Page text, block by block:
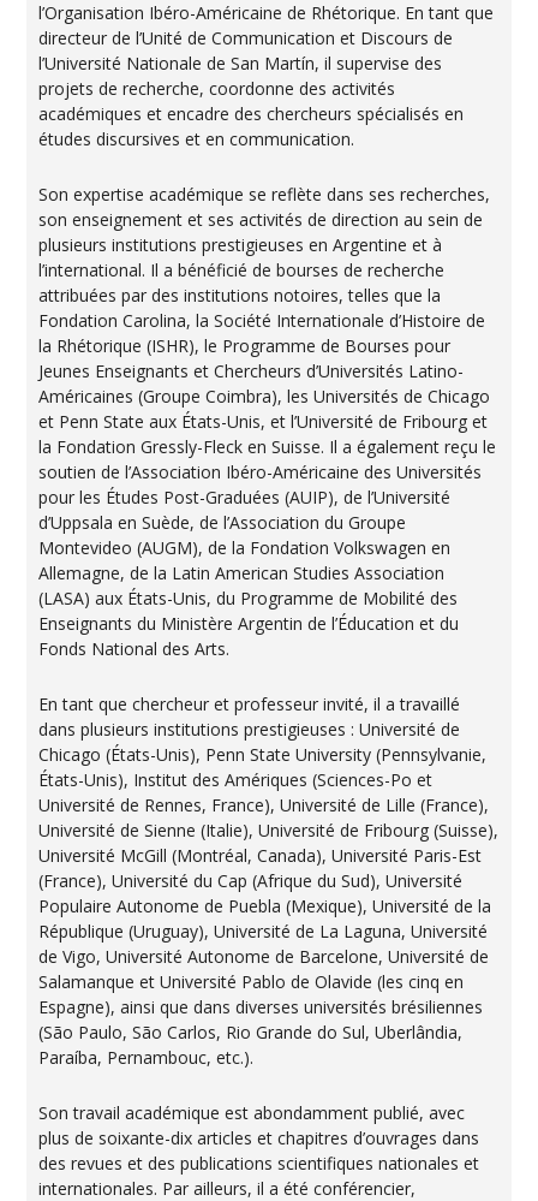
l’Organisation Ibéro-Américaine de Rhétorique. En tant que
directeur de l’Unité de Communication et Discours de
l’Université Nationale de San Martín, il supervise des
projets de recherche, coordonne des activités
académiques et encadre des chercheurs spécialisés en
études discursives et en communication.
Son expertise académique se reflète dans ses recherches,
son enseignement et ses activités de direction au sein de
plusieurs institutions prestigieuses en Argentine et à
l’international. Il a bénéficié de bourses de recherche
attribuées par des institutions notoires, telles que la
Fondation Carolina, la Société Internationale d’Histoire de
la Rhétorique (ISHR), le Programme de Bourses pour
Jeunes Enseignants et Chercheurs d’Universités Latino-
Américaines (Groupe Coimbra), les Universités de Chicago
et Penn State aux États-Unis, et l’Université de Fribourg et
la Fondation Gressly-Fleck en Suisse. Il a également reçu le
soutien de l’Association Ibéro-Américaine des Universités
pour les Études Post-Graduées (AUIP), de l’Université
d’Uppsala en Suède, de l’Association du Groupe
Montevideo (AUGM), de la Fondation Volkswagen en
Allemagne, de la Latin American Studies Association
(LASA) aux États-Unis, du Programme de Mobilité des
Enseignants du Ministère Argentin de l’Éducation et du
Fonds National des Arts.
En tant que chercheur et professeur invité, il a travaillé
dans plusieurs institutions prestigieuses : Université de
Chicago (États-Unis), Penn State University (Pennsylvanie,
États-Unis), Institut des Amériques (Sciences-Po et
Université de Rennes, France), Université de Lille (France),
Université de Sienne (Italie), Université de Fribourg (Suisse),
Université McGill (Montréal, Canada), Université Paris-Est
(France), Université du Cap (Afrique du Sud), Université
Populaire Autonome de Puebla (Mexique), Université de la
République (Uruguay), Université de La Laguna, Université
de Vigo, Université Autonome de Barcelone, Université de
Salamanque et Université Pablo de Olavide (les cinq en
Espagne), ainsi que dans diverses universités brésiliennes
(São Paulo, São Carlos, Rio Grande do Sul, Uberlândia,
Paraíba, Pernambouc, etc.).
Son travail académique est abondamment publié, avec
plus de soixante-dix articles et chapitres d’ouvrages dans
des revues et des publications scientifiques nationales et
internationales. Par ailleurs, il a été conférencier,